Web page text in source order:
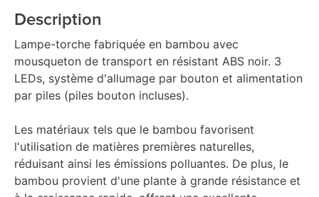
Description
Lampe-torche fabriquée en bambou avec
mousqueton de transport en résistant ABS noir. 3
LEDs, système d'allumage par bouton et alimentation
par piles (piles bouton incluses).
Les matériaux tels que le bambou favorisent
l'utilisation de matières premières naturelles,
réduisant ainsi les émissions polluantes. De plus, le
bambou provient d'une plante à grande résistance et